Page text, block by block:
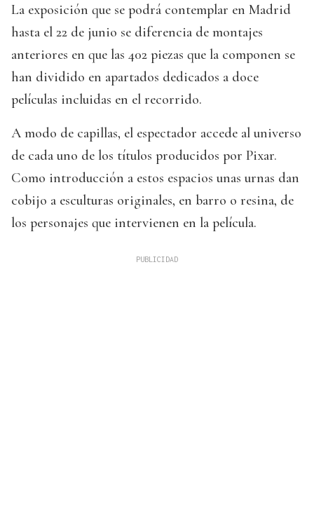
La exposición que se podrá contemplar en Madrid
hasta el 22 de junio se diferencia de montajes
anteriores en que las 402 piezas que la componen se
han dividido en apartados dedicados a doce
películas incluidas en el recorrido.
A modo de capillas, el espectador accede al universo
de cada uno de los títulos producidos por Pixar.
Como introducción a estos espacios unas urnas dan
cobijo a esculturas originales, en barro o resina, de
los personajes que intervienen en la película.